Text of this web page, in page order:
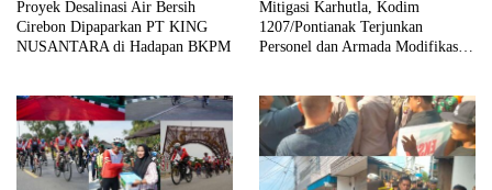
Proyek Desalinasi Air Bersih
Cirebon Dipaparkan PT KING
NUSANTARA di Hadapan BKPM
Mitigasi Karhutla, Kodim
1207/Pontianak Terjunkan
Personel dan Armada Modifikasi